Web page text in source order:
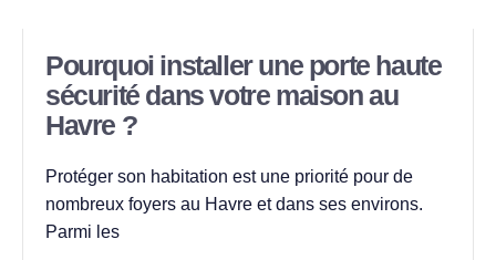
Pourquoi installer une porte haute
sécurité dans votre maison au
Havre ?
Protéger son habitation est une priorité pour de
nombreux foyers au Havre et dans ses environs.
Parmi les